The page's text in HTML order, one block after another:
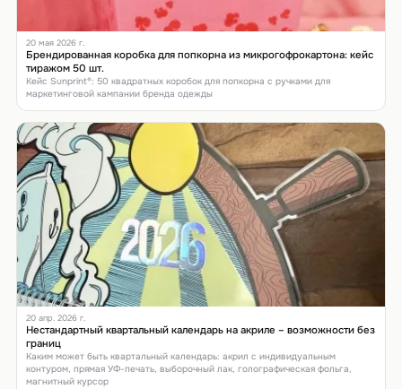
20 мая 2026 г.
Брендированная коробка для попкорна из микрогофрокартона: кейс
тиражом 50 шт.
Кейс Sunprint®: 50 квадратных коробок для попкорна с ручками для
маркетинговой кампании бренда одежды
20 апр. 2026 г.
Нестандартный квартальный календарь на акриле – возможности без
границ
Каким может быть квартальный календарь: акрил с индивидуальным
контуром, прямая УФ-печать, выборочный лак, голографическая фольга,
магнитный курсор